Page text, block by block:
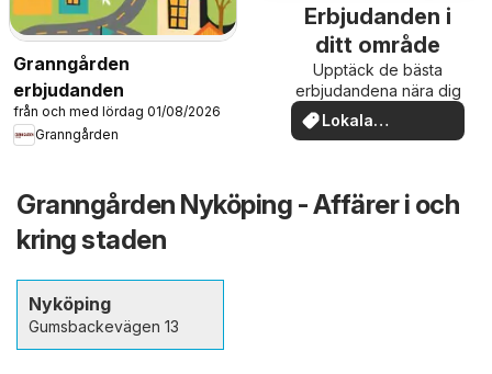
Granngården
erbjudanden
från och med lördag 01/08/2026
Granngården
Erbjudanden i
ditt område
Upptäck de bästa
erbjudandena nära dig
Lokala
erbjudanden
Granngården Nyköping - Affärer i och
kring staden
Nyköping
Gumsbackevägen 13